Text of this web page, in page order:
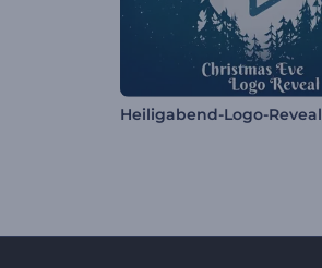
Heiligabend-Logo-Reveal